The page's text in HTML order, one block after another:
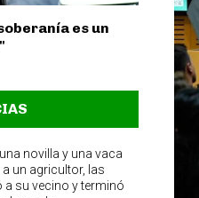
es un
novilla y una vaca
un agricultor, las
a su vecino y terminó